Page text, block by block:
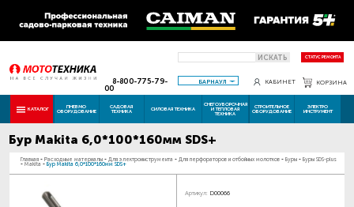
ИСКАТЬ СТАТУС РЕМОНТА
8-800-775-79-
00
БАРНАУЛ КАБИНЕТ КОРЗИНА
КАТАЛОГ ПНЕВМО
ОБОРУДОВАНИЕ
САДОВАЯ
ТЕХНИКА СИЛОВАЯ ТЕХНИКА
СНЕГОУБОРОЧНАЯ
И ТЕПЛОВАЯ
ТЕХНИКА
СТРОИТЕЛЬНОЕ
ОБОРУДОВАНИЕ
ЭЛЕКТРО
ИНСТРУМЕНТ
Бур Makita 6,0*100*160мм SDS+
Главная - Расходные материалы - Для электроинструмента - Для перфораторов и отбойных молотков - Буры - Буры SDS-plus
- Makita - Бур Makita 6,0*100*160мм SDS+
Артикул: D00066